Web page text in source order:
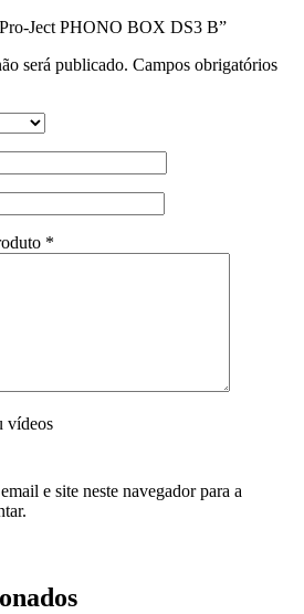
Ject PHONO BOX DS3 B”
será publicado. Campos obrigatórios
*
vídeos
e site neste navegador para a